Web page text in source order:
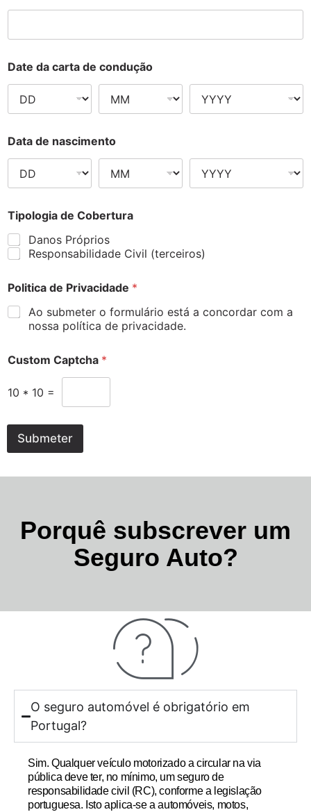
Date da carta de condução
Data de nascimento
Tipologia de Cobertura
Danos Próprios
Responsabilidade Civil (terceiros)
Politica de Privacidade *
Ao submeter o formulário está a concordar com a
nossa política de privacidade.
Custom Captcha *
10 * 10 =
Submeter
Porquê subscrever um
Seguro Auto?
O seguro automóvel é obrigatório em
Portugal?
Sim. Qualquer veículo motorizado a circular na via
pública deve ter, no mínimo, umseguro de
responsabilidade civil (RC), conforme a legislação
portuguesa. Isto aplica-se a automóveis, motos,